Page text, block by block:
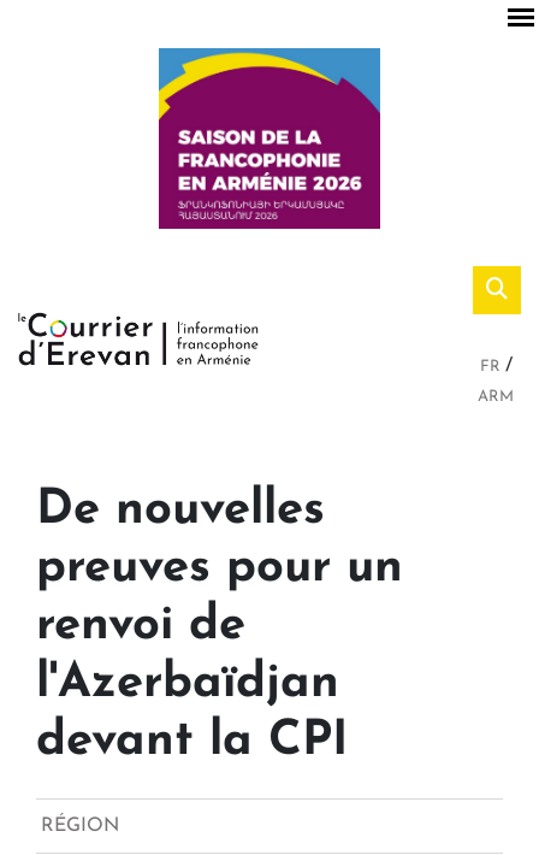
FR
ARM
De nouvelles
preuves pour un
renvoi de
l'Azerbaïdjan
devant la CPI
RÉGION